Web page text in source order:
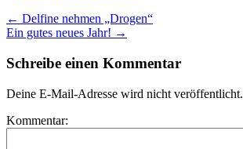
← Delfine nehmen „Drogen“
Ein gutes neues Jahr! →
Schreibe einen Kommentar
Deine E-Mail-Adresse wird nicht veröffentlicht.
Kommentar: